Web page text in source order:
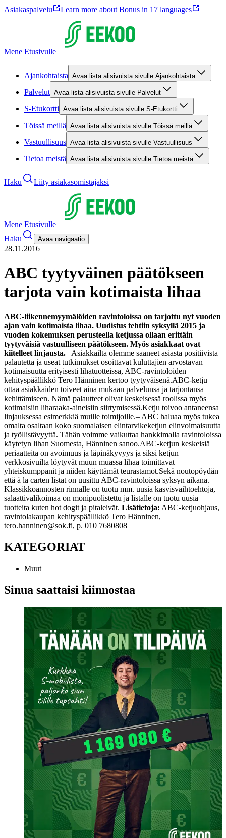
Asiakaspalvelu Learn more about Bonus in 17 languages
Mene Etusivulle
Ajankohtaista Avaa lista alisivuista sivulle Ajankohtaista
Palvelut Avaa lista alisivuista sivulle Palvelut
S-Etukortti Avaa lista alisivuista sivulle S-Etukortti
Töissä meillä Avaa lista alisivuista sivulle Töissä meillä
Vastuullisuus Avaa lista alisivuista sivulle Vastuullisuus
Tietoa meistä Avaa lista alisivuista sivulle Tietoa meistä
Haku Liity asiakasomistajaksi
Mene Etusivulle
Haku
Avaa navigaatio
28.11.2016
ABC tyytyväinen päätökseen
tarjota vain kotimaista lihaa
ABC-liikennemyymälöiden ravintoloissa on tarjottu nyt vuoden
ajan vain kotimaista lihaa. Uudistus tehtiin syksyllä 2015 ja
vuoden kokemuksen perusteella ketjussa ollaan erittäin
tyytyväisiä vastuulliseen päätökseen. Myös asiakkaat ovat
kiitelleet linjausta.– Asiakkailta olemme saaneet asiasta positiivista
palautetta ja useat tutkimukset osoittavat kuluttajien arvostavan
kotimaisuutta erityisesti lihatuotteissa, ABC-ravintoloiden
kehityspäällikkö Tero Hänninen kertoo tyytyväisenä.ABC-ketju
ottaa asiakkaiden toiveet aina mukaan palvelunsa ja tarjontansa
kehittämiseen. Nämä palautteet olivat keskeisessä roolissa myös
kotimaisiin liharaaka-aineisiin siirtymisessä.Ketju toivoo antaneensa
linjauksessa esimerkkiä muille toimijoille.– ABC haluaa myös tukea
omalta osaltaan koko suomalaisen elintarvikeketjun elinvoimaisuutta
ja työllistävyyttä. Tähän voimme vaikuttaa hankkimalla ravintoloissa
käytetyn lihan Suomesta, Hänninen sanoo.ABC-ketjun keskeisiä
periaatteita on avoimuus ja läpinäkyvyys ja siksi ketjun
verkkosivuilta löytyvät muun muassa lihaa toimittavat
yhteiskumppanit ja niiden käyttämät teurastamot.Sekä noutopöydän
että à la carten listat on uusittu ABC-ravintoloissa syksyn aikana.
Klassikkoannosten rinnalle on tuotu mm. uusia kasvisvaihtoehtoja,
salaattivalikoimaa on monipuolistettu ja listalle on tuotu uusia
tuotteita kuten hot dogit ja pitaleivät. Lisätietoja: ABC-ketjuohjaus,
ravintolakaupan kehityspäällikkö Tero Hänninen,
tero.hanninen@sok.fi, p. 010 7680808
KATEGORIAT
Muut
Sinua saattaisi kiinnostaa